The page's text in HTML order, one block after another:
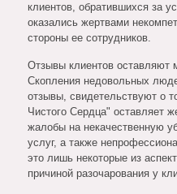
клиентов, обратившихся за
оказались жертвами
стороны ее сотрудников.
Отзывы клиентов оставляют
Скопления недовольных
отзывы, свидетельствуют о
Чистого Сердца" оставляет
жалобы на некачественную
услуг, а также
это лишь некоторые из
причиной разочарования у